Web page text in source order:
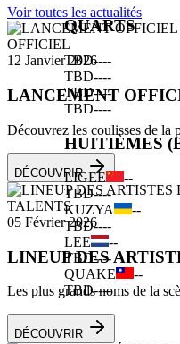
Voir toutes les actualités
OFFICIEL
12 Janvier 2026
LANCEMENT
Découvrez les coulisses de la
DÉCOUVRIR
TALENTS
05 Février 2026
LINEUP DES
Les plus grands noms de la
DÉCOUVRIR
QUARTS
TBD----
TBD----
TBD----
TBD----
HUITIÈMES
LIGEE
--
TBD----
KUZYA
--
TBD----
LEE
--
TBD----
QUAKE
--
TBD----